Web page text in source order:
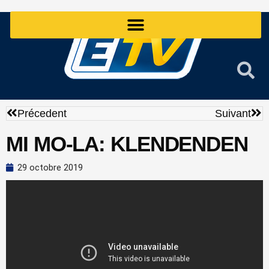
Précédent
Précedent Suivant
MI MO-LA: KLENDENDEN
29 octobre 2019